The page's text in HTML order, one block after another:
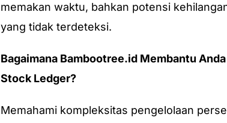
memakan waktu, bahkan potensi
yang tidak terdeteksi.
Bagaimana Bambootree.id Membantu
Stock Ledger?
Memahami kompleksitas pengelolaan